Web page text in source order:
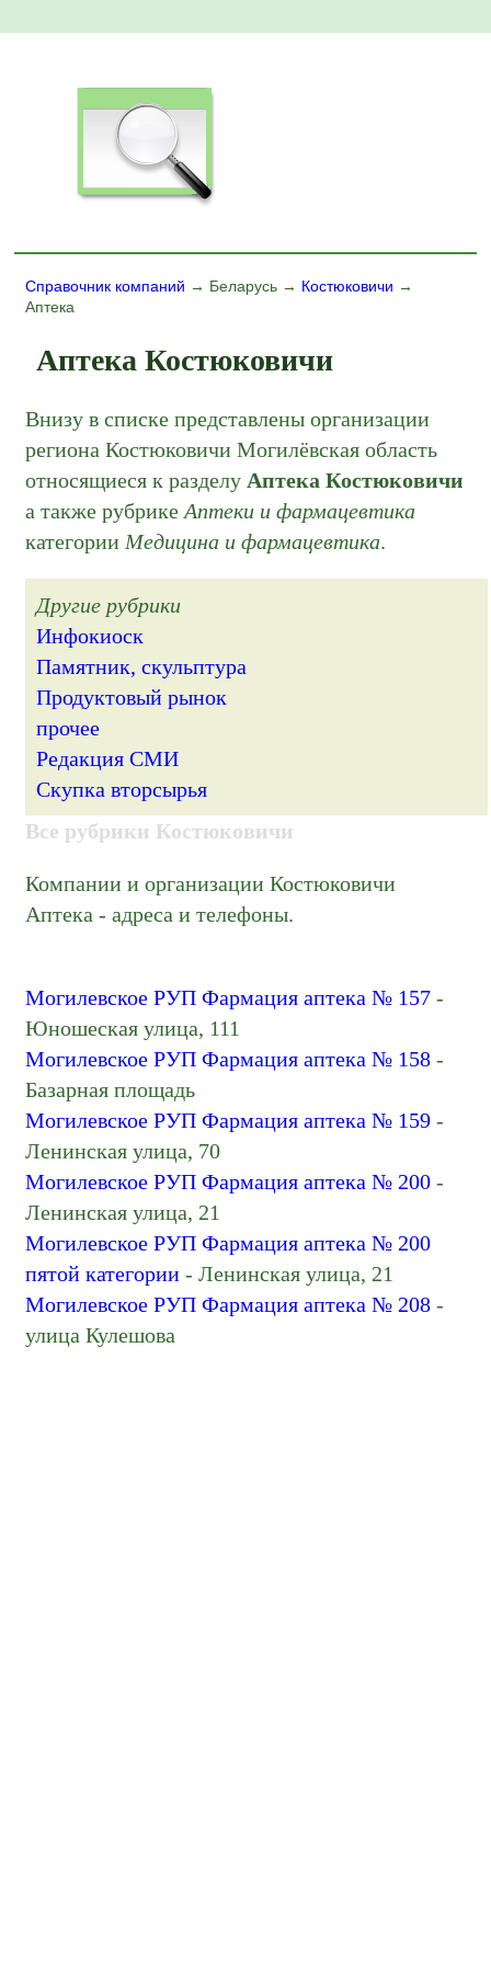
Справочник компаний → Беларусь → Костюковичи →
Аптека
Аптека Костюковичи
Внизу в списке представлены организации
региона Костюковичи Могилёвская область
относящиеся к разделу Аптека Костюковичи
а также рубрикеАптеки и фармацевтика
категории Медицина и фармацевтика.
Другие рубрики
Инфокиоск
Памятник, скульптура
Продуктовый рынок
прочее
Редакция СМИ
Скупка вторсырья
Все рубрики Костюковичи
Компании и организации Костюковичи
Аптека - адреса и телефоны.
Могилевское РУП Фармация аптека № 157 -
Юношеская улица, 111
Могилевское РУП Фармация аптека № 158 -
Базарная площадь
Могилевское РУП Фармация аптека № 159 -
Ленинская улица, 70
Могилевское РУП Фармация аптека № 200 -
Ленинская улица, 21
Могилевское РУП Фармация аптека № 200
пятой категории - Ленинская улица, 21
Могилевское РУП Фармация аптека № 208 -
улица Кулешова